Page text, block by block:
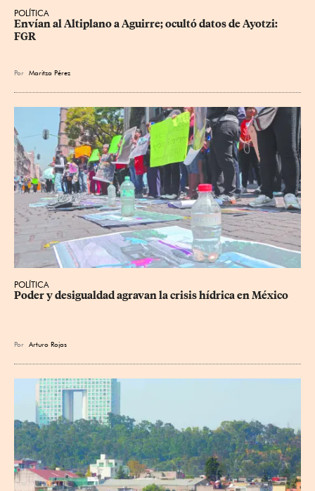
POLÍTICA
Envían al Altiplano a Aguirre; ocultó datos de Ayotzi:
FGR
Por Maritza Pérez
POLÍTICA
Poder y desigualdad agravan la crisis hídrica en México
Por Arturo Rojas